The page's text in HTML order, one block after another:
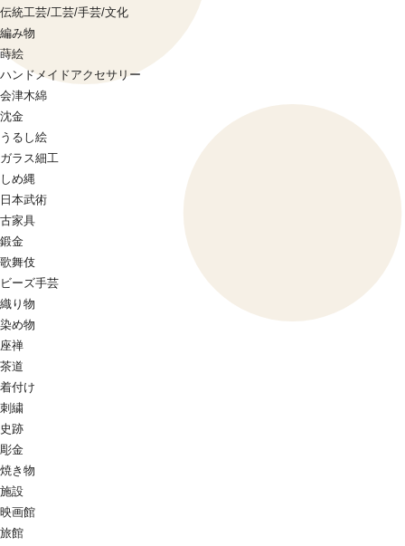
伝統工芸/工芸/手芸/文化
編み物
蒔絵
ハンドメイドアクセサリー
会津木綿
沈金
うるし絵
ガラス細工
しめ縄
日本武術
古家具
鍛金
歌舞伎
ビーズ手芸
織り物
染め物
座禅
茶道
着付け
刺繍
史跡
彫金
焼き物
施設
映画館
旅館